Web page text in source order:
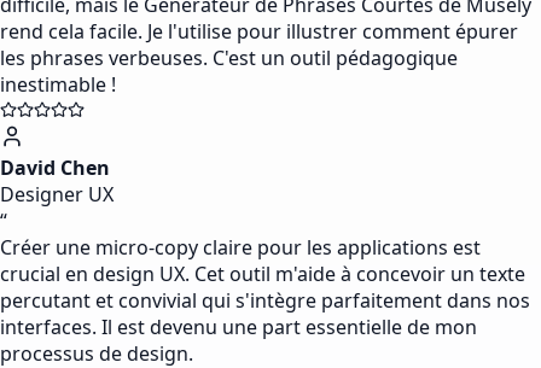
rend cela facile. Je l'utilise pour illustrer comment épurer
les phrases verbeuses. C'est un outil pédagogique
inestimable !
David Chen
Designer UX
“
Créer une micro-copy claire pour les applications est
crucial en design UX. Cet outil m'aide à concevoir un texte
percutant et convivial qui s'intègre parfaitement dans nos
interfaces. Il est devenu une part essentielle de mon
processus de design.